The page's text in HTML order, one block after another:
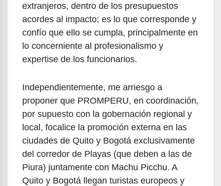
extranjeros, dentro de los presupuestos
acordes al impacto; es lo que corresponde y
confío que ello se cumpla, principalmente en
lo concerniente al profesionalismo y
expertise de los funcionarios.
Independientemente, me arriesgo a
proponer que PROMPERU, en coordinación,
por supuesto con la gobernación regional y
local, focalice la promoción externa en las
ciudades de Quito y Bogotá exclusivamente
del corredor de Playas (que deben a las de
Piura) juntamente con Machu Picchu. A
Quito y Bogotá llegan turistas europeos y